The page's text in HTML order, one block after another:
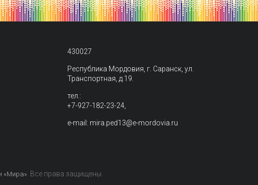
430027
Республика Мордовия, г. Саранск, ул.
Транспортная, д.19.
тел.:
+7-927-182-23-24,
e-mail: mira.ped13@e-mordovia.ru
«Мира» . Все права защищены.